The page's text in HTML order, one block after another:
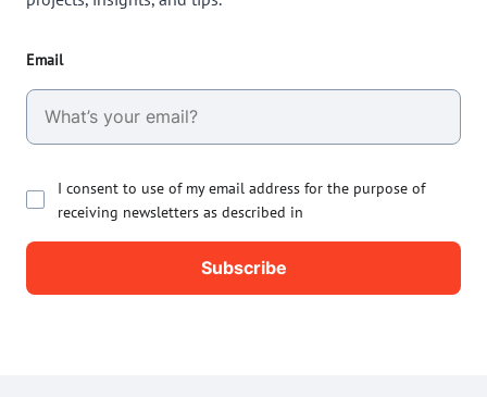
Email
I consent to use of my email address for the purpose of
receiving newsletters as described in